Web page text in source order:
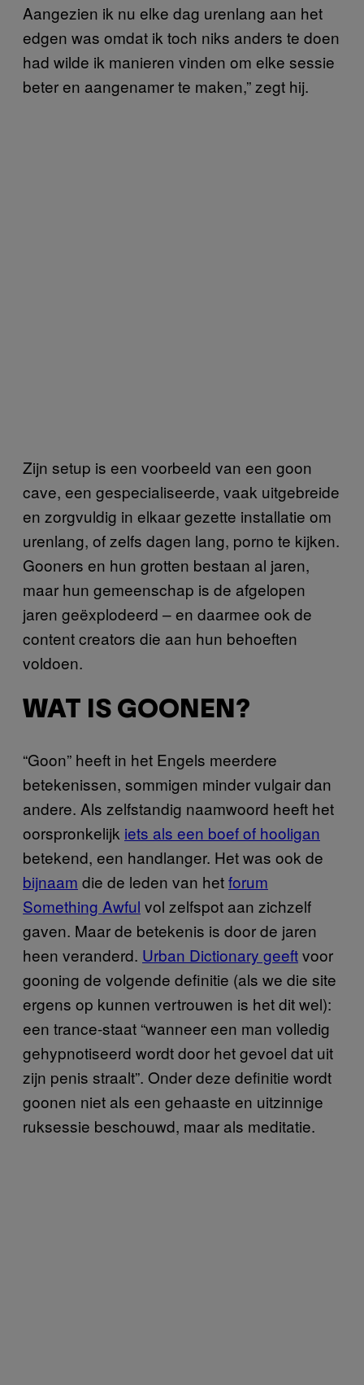
Aangezien ik nu elke dag urenlang aan het
edgen was omdat ik toch niks anders te doen
had wilde ik manieren vinden om elke sessie
beter en aangenamer te maken,” zegt hij.
Zijn setup is een voorbeeld van een goon
cave, een gespecialiseerde, vaak uitgebreide
en zorgvuldig in elkaar gezette installatie om
urenlang, of zelfs dagen lang, porno te kijken.
Gooners en hun grotten bestaan al jaren,
maar hun gemeenschap is de afgelopen
jaren geëxplodeerd – en daarmee ook de
content creators die aan hun behoeften
voldoen.
WAT IS GOONEN?
“Goon” heeft in het Engels meerdere
betekenissen, sommigen minder vulgair dan
andere. Als zelfstandig naamwoord heeft het
oorspronkelijk iets als een boef of hooligan
betekend, een handlanger. Het was ook de
bijnaam die de leden van hetforum
Something Awful vol zelfspot aan zichzelf
gaven. Maar de betekenis is door de jaren
heen veranderd. Urban Dictionary geeftvoor
gooning de volgende definitie (als we die site
ergens op kunnen vertrouwen is het dit wel):
een trance-staat “wanneer een man volledig
gehypnotiseerd wordt door het gevoel dat uit
zijn penis straalt”. Onder deze definitie wordt
goonen niet als een gehaaste en uitzinnige
ruksessie beschouwd, maar als meditatie.